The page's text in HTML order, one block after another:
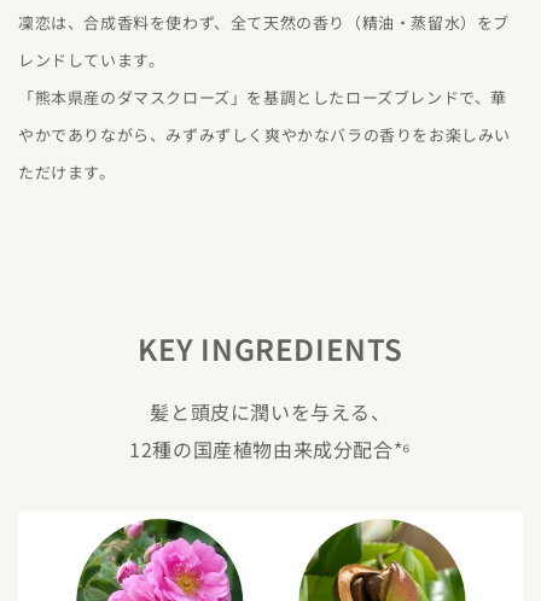
凜恋は、合成香料を使わず、全て天然の香り（精油・蒸留水）をブ
レンドしています。
「熊本県産のダマスクローズ」を基調としたローズブレンドで、華
やかでありながら、みずみずしく爽やかなバラの香りをお楽しみい
ただけます。
KEY INGREDIENTS
髪と頭皮に潤いを与える、
12種の国産植物由来成分配合*⁶